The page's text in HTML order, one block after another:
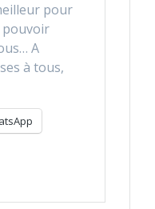
pour
pouvoir
A
à tous,